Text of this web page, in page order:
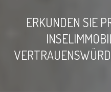
ERKUNDEN SIE